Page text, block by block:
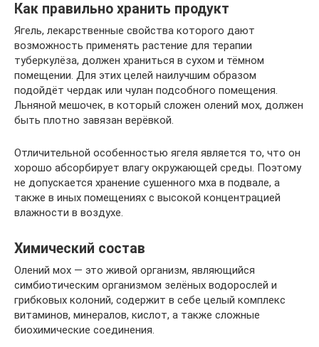
Как правильно хранить продукт
Ягель, лекарственные свойства которого дают
возможность применять растение для терапии
туберкулёза, должен храниться в сухом и тёмном
помещении. Для этих целей наилучшим образом
подойдёт чердак или чулан подсобного помещения.
Льняной мешочек, в который сложен олений мох, должен
быть плотно завязан верёвкой.
Отличительной особенностью ягеля является то, что он
хорошо абсорбирует влагу окружающей среды. Поэтому
не допускается хранение сушенного мха в подвале, а
также в иных помещениях с высокой концентрацией
влажности в воздухе.
Химический состав
Олений мох — это живой организм, являющийся
симбиотическим организмом зелёных водорослей и
грибковых колоний, содержит в себе целый комплекс
витаминов, минералов, кислот, а также сложные
биохимические соединения.